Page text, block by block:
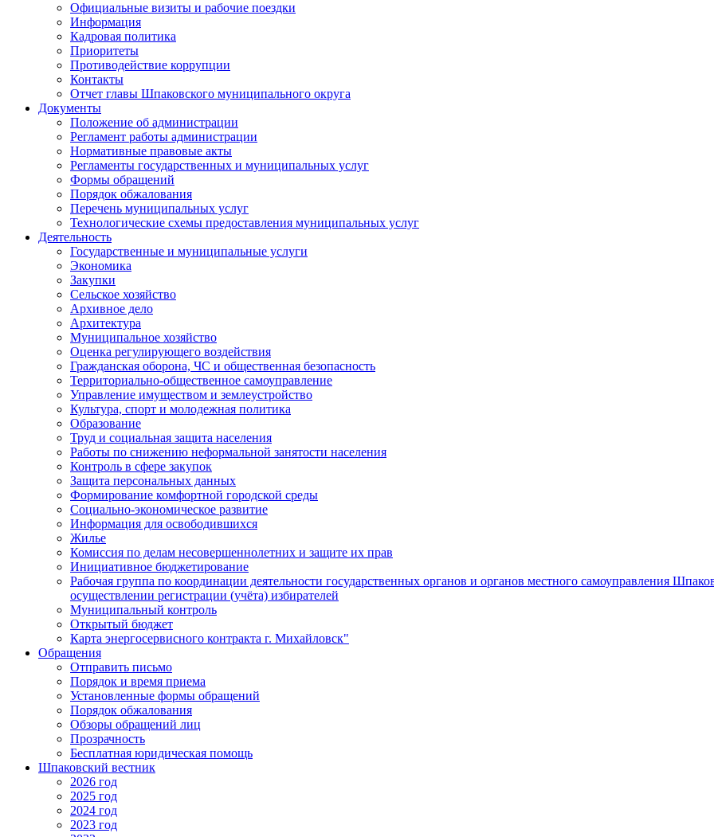
Официальные визиты и рабочие поездки
Информация
Кадровая политика
Приоритеты
Противодействие коррупции
Контакты
Отчет главы Шпаковского муниципального округа
Документы
Положение об администрации
Регламент работы администрации
Нормативные правовые акты
Регламенты государственных и муниципальных услуг
Формы обращений
Порядок обжалования
Перечень муниципальных услуг
Технологические схемы предоставления муниципальных услуг
Деятельность
Государственные и муниципальные услуги
Экономика
Закупки
Сельское хозяйство
Архивное дело
Архитектура
Муниципальное хозяйство
Оценка регулирующего воздействия
Гражданская оборона, ЧС и общественная безопасность
Территориально-общественное самоуправление
Управление имуществом и землеустройство
Культура, спорт и молодежная политика
Образование
Труд и социальная защита населения
Работы по снижению неформальной занятости населения
Контроль в сфере закупок
Защита персональных данных
Формирование комфортной городской среды
Социально-экономическое развитие
Информация для освободившихся
Жилье
Комиссия по делам несовершеннолетних и защите их прав
Инициативное бюджетирование
Рабочая группа по координации деятельности государственных органов и органов местного самоуправления
осуществлении регистрации (учёта) избирателей
Муниципальный контроль
Открытый бюджет
Карта энергосервисного контракта г. Михайловск"
Обращения
Отправить письмо
Порядок и время приема
Установленные формы обращений
Порядок обжалования
Обзоры обращений лиц
Прозрачность
Бесплатная юридическая помощь
Шпаковский вестник
2026 год
2025 год
2024 год
2023 год